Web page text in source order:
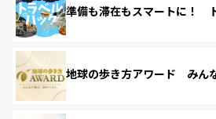
準備も滞在もスマートに！
地球の歩き方アワード みん